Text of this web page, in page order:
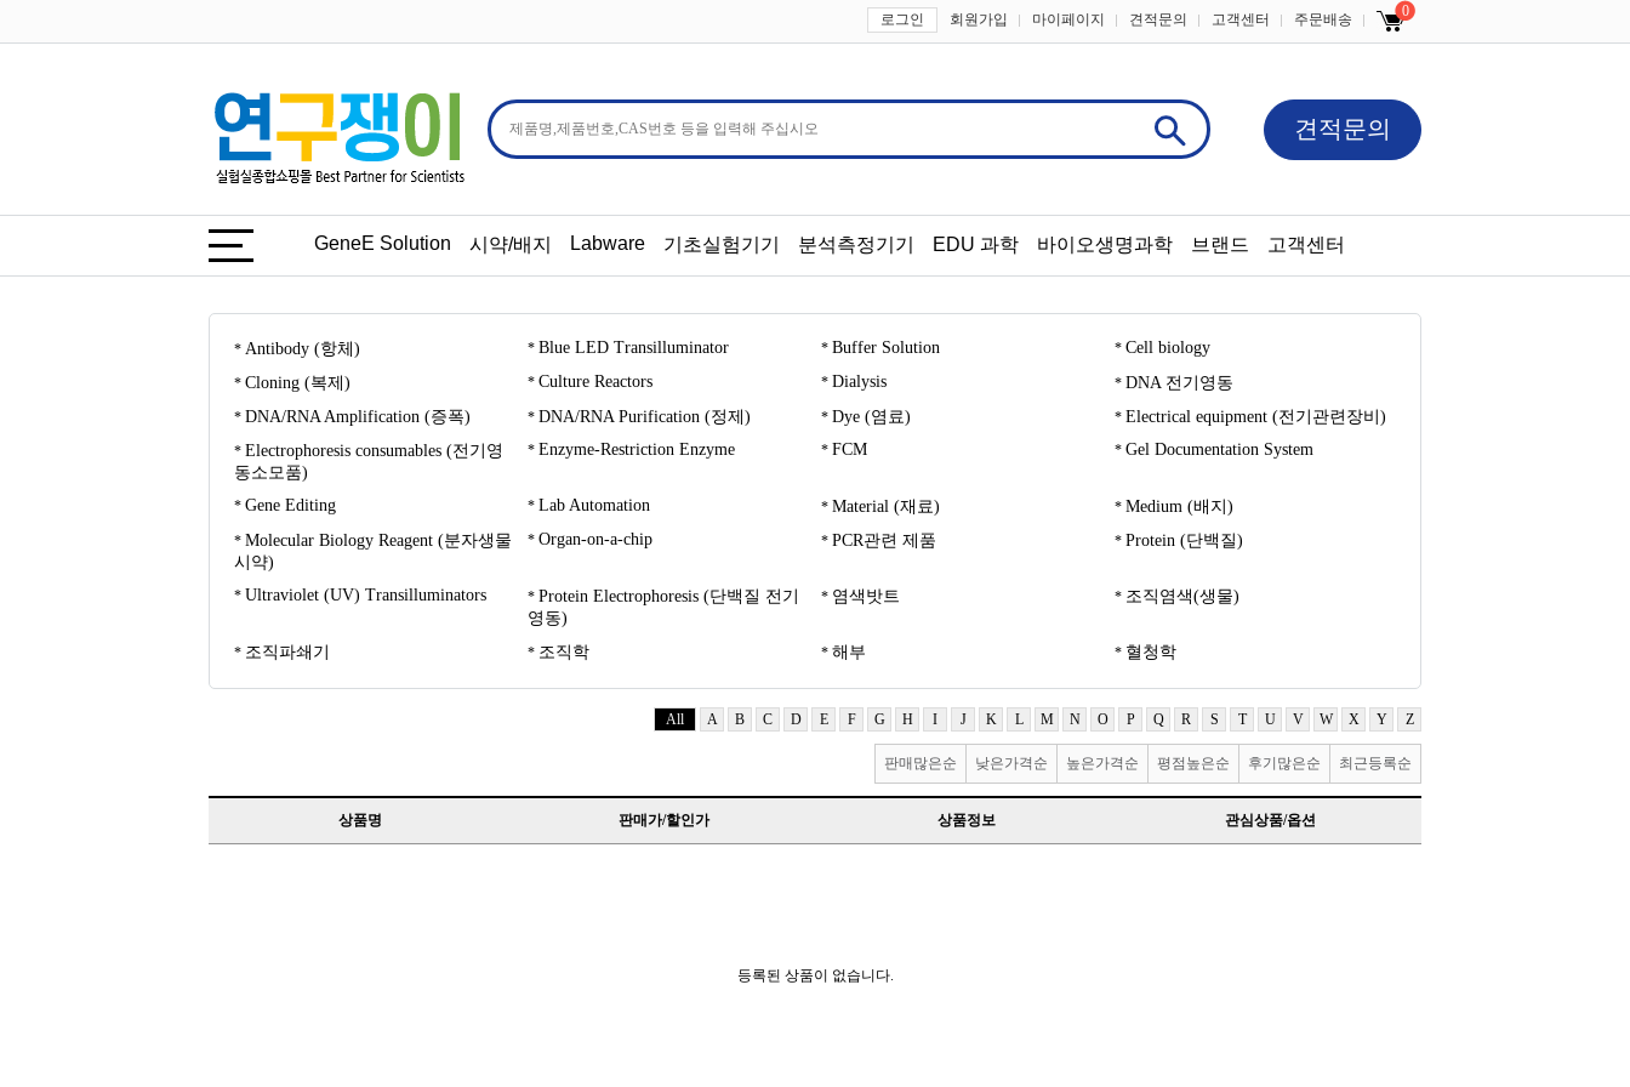
로그인 회원가입 마이페이지 견적문의 고객센터 주문배송 0
견적문의
GeneE Solution 시약/배지 Labware 기초실험기기 분석측정기기 EDU 과학 바이오생명과학 브랜드 고객센터
Antibody (항체) Blue LED Transilluminator Buffer Solution
Cell biology
Cloning (복제)
Culture Reactors Dialysis
DNA 전기영동
DNA/RNA Amplification (증폭)
DNA/RNA Purification (정제) Dye (염료)
Electrical equipment (전기관련장비)
Electrophoresis consumables (전기영
동소모품)
Enzyme-Restriction Enzyme FCM Gel Documentation System
Gene Editing Lab Automation Material (재료)
Medium (배지)
Molecular Biology Reagent (분자생물
시약)
Organ-on-a-chip PCR관련 제품 Protein (단백질)
Ultraviolet (UV) Transilluminators
Protein Electrophoresis (단백질 전기
영동)
염색밧트 조직염색(생물)
조직파쇄기 조직학 해부 혈청학
All A B C D E F G H I J K L M N O P Q R S T U V W X Y Z
판매많은순 낮은가격순 높은가격순 평점높은순 후기많은순 최근등록순
상품명 판매가/할인가 상품정보 관심상품/옵션
등록된 상품이 없습니다.